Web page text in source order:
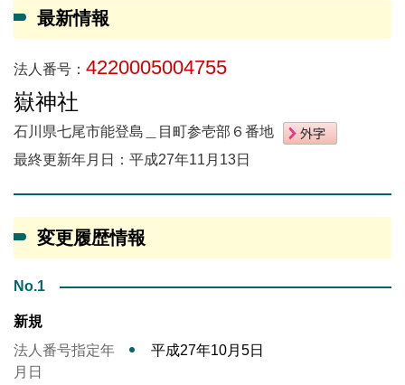
最新情報
法人番号： 4220005004755
嶽神社
石川県七尾市能登島＿目町参壱部６番地
最終更新年月日：平成27年11月13日
変更履歴情報
No.1
新規
法人番号指定年
月日
平成27年10月5日